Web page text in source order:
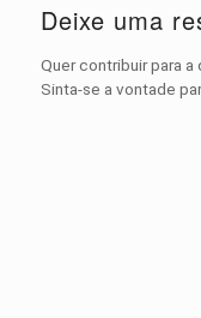
Deixe uma
Quer contribuir para a
Sinta-se a vontade